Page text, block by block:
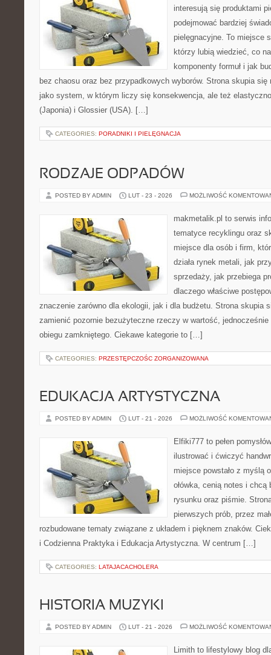
interesują się produktami
podejmować bardziej
pielęgnacyjne. To miejsce
którzy lubią wiedzieć, co
komponenty formuł i jak
bez chaosu oraz bez przypadkowych wyborów. Strona skupia się
jako system, w którym liczy się konsekwencja, ale też
(Japonia) i Glossier (USA). […]
CATEGORIES: PORADNIKI I PIELĘGNACJA
RODZAJE ODPADÓW
POSTED BY ADMIN LUT - 23 - 2026 MOŻLIWOŚĆ
makmetalik.pl to serwis
tematyce recyklingu oraz
miejsce dla osób i firm,
działa rynek metali, jak
sprzedaży, jak przebiega
dlaczego właściwe
znaczenie zarówno dla ekologii, jak i dla budżetu. Strona skupia
zamienić pozornie bezużyteczne rzeczy w wartość, jednocześnie
obiegu zamkniętego. Ciekawe kategorie to […]
CATEGORIES: PRZESTĘPCZOŚC ZORGANIZOWANA
EDUKACJA ARTYSTYCZNA
POSTED BY ADMIN LUT - 21 - 2026 MOŻLIWOŚĆ
Elfiki777 to pełen
ilustrować i ćwiczyć
miejsce powstało z myślą
ołówka, cenią notes i chcą
rysunku oraz piśmie.
pierwszych prób, przez
rozbudowane tematy związane z układem i pięknem znaków.
i Codzienna Praktyka i Edukacja Artystyczna. W centrum […]
CATEGORIES: LATAJACACHOLERA
HISTORIA MUZYKI
POSTED BY ADMIN LUT - 21 - 2026 MOŻLIWOŚĆ
Limith to lifestylowy blog